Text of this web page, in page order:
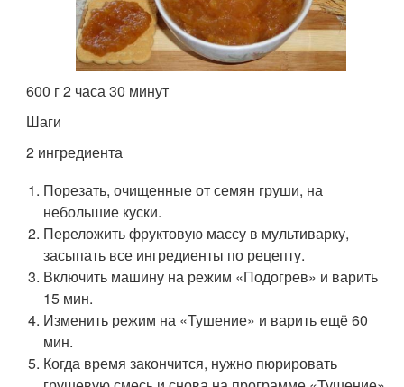
600 г 2 часа 30 минут
Шаги
2 ингредиента
Порезать, очищенные от семян груши, на
небольшие куски.
Переложить фруктовую массу в мультиварку,
засыпать все ингредиенты по рецепту.
Включить машину на режим «Подогрев» и варить
15 мин.
Изменить режим на «Тушение» и варить ещё 60
мин.
Когда время закончится, нужно пюрировать